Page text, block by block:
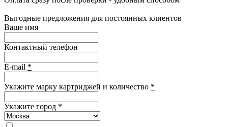
Выгодные предложения для постоянных клиентов
Ваше имя
Контактный телефон
E-mail *
Укажите марку картриджей и количество *
Укажите город *